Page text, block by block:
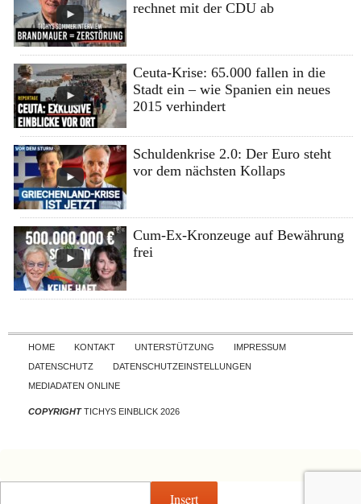
rechnet mit der CDU ab
Ceuta-Krise: 65.000 fallen in die
Stadt ein – wie Spanien ein neues
2015 verhindert
Schuldenkrise 2.0: Der Euro steht
vor dem nächsten Kollaps
Cum-Ex-Kronzeuge auf Bewährung
frei
Skip to content
HOME KONTAKT UNTERSTÜTZUNG
IMPRESSUM
DATENSCHUTZ
DATENSCHUTZEINSTELLUNGEN
MEDIADATEN ONLINE
COPYRIGHTTICHYS EINBLICK 2026
Insert